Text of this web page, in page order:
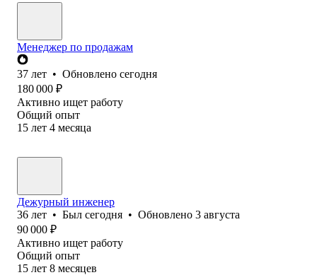
Менеджер по продажам
37 лет • Обновлено сегодня
180 000 ₽
Активно ищет работу
Общий опыт
15 лет 4 месяца
Дежурный инженер
36 лет • Был сегодня • Обновлено 3 августа
90 000 ₽
Активно ищет работу
Общий опыт
15 лет 8 месяцев